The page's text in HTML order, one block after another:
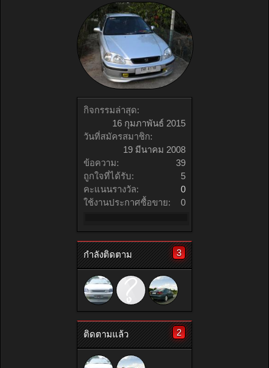
กิจกรรมล่าสุด:
16 กุมภาพันธ์ 2015
วันที่สมัครสมาชิก:
19 มีนาคม 2008
ข้อความ:
39
ถูกใจที่ได้รับ:
5
คะแนนรางวัล:
0
ใช้งานประกาศซื้อขาย:
0
กำลังติดตาม 3
ติดตามแล้ว 2